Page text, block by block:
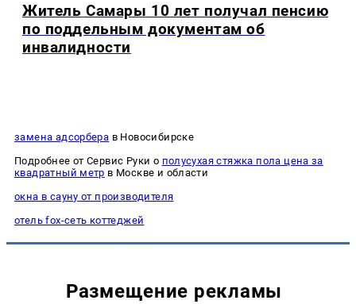
Житель Самары 10 лет получал пенсию
по поддельным документам об
инвалидности
замена адсорбера в Новосибирске
Подробнее от Сервис Руки о полусухая стяжка пола цена за
квадратный метр в Москве и области
окна в сауну от производителя
отель fox-сеть коттеджей
Размещение рекламы